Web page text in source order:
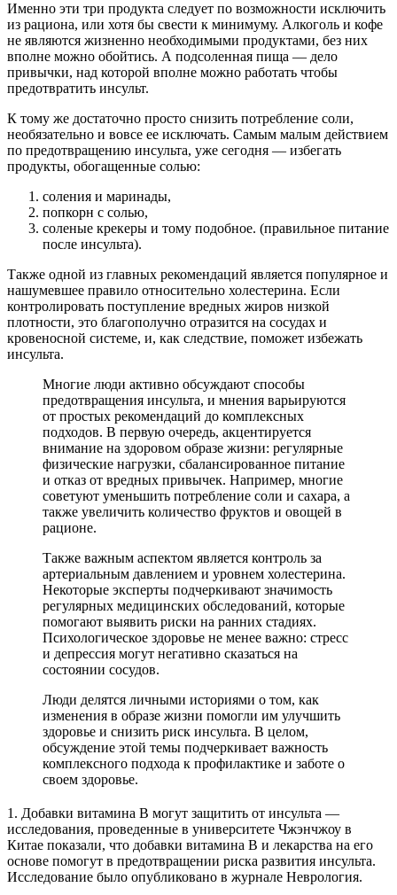
Именно эти три продукта следует по возможности исключить
из рациона, или хотя бы свести к минимуму. Алкоголь и кофе
не являются жизненно необходимыми продуктами, без них
вполне можно обойтись. А подсоленная пища — дело
привычки, над которой вполне можно работать чтобы
предотвратить инсульт.
К тому же достаточно просто снизить потребление соли,
необязательно и вовсе ее исключать. Самым малым действием
по предотвращению инсульта, уже сегодня — избегать
продукты, обогащенные солью:
соления и маринады,
попкорн с солью,
соленые крекеры и тому подобное. (правильное питание
после инсульта).
Также одной из главных рекомендаций является популярное и
нашумевшее правило относительно холестерина. Если
контролировать поступление вредных жиров низкой
плотности, это благополучно отразится на сосудах и
кровеносной системе, и, как следствие, поможет избежать
инсульта.
Многие люди активно обсуждают способы
предотвращения инсульта, и мнения варьируются
от простых рекомендаций до комплексных
подходов. В первую очередь, акцентируется
внимание на здоровом образе жизни: регулярные
физические нагрузки, сбалансированное питание
и отказ от вредных привычек. Например, многие
советуют уменьшить потребление соли и сахара, а
также увеличить количество фруктов и овощей в
рационе.
Также важным аспектом является контроль за
артериальным давлением и уровнем холестерина.
Некоторые эксперты подчеркивают значимость
регулярных медицинских обследований, которые
помогают выявить риски на ранних стадиях.
Психологическое здоровье не менее важно: стресс
и депрессия могут негативно сказаться на
состоянии сосудов.
Люди делятся личными историями о том, как
изменения в образе жизни помогли им улучшить
здоровье и снизить риск инсульта. В целом,
обсуждение этой темы подчеркивает важность
комплексного подхода к профилактике и заботе о
своем здоровье.
1. Добавки витамина B могут защитить от инсульта —
исследования, проведенные в университете Чжэнчжоу в
Китае показали, что добавки витамина B и лекарства на его
основе помогут в предотвращении риска развития инсульта.
Исследование было опубликовано в журнале Неврология.